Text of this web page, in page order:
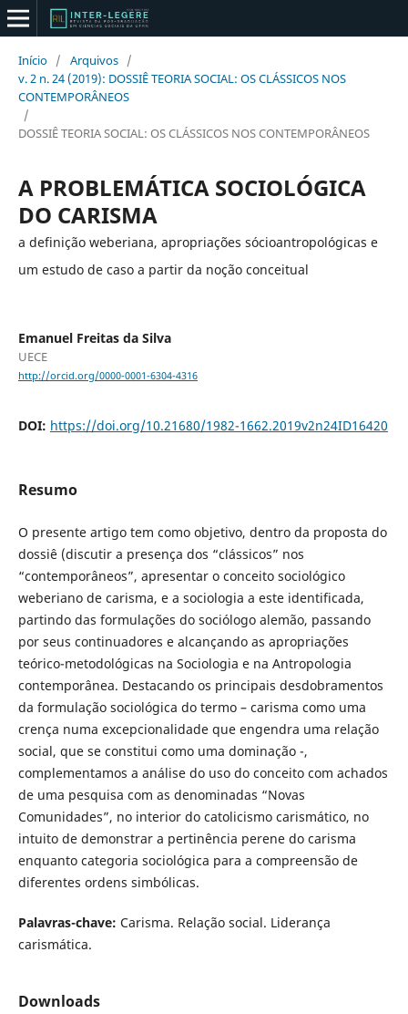
Início / Arquivos /
v. 2 n. 24 (2019): DOSSIÊ TEORIA SOCIAL: OS CLÁSSICOS NOS
CONTEMPORÂNEOS
/
DOSSIÊ TEORIA SOCIAL: OS CLÁSSICOS NOS CONTEMPORÂNEOS
A PROBLEMÁTICA SOCIOLÓGICA
DO CARISMA
a definição weberiana, apropriações sócioantropológicas e
um estudo de caso a partir da noção conceitual
Emanuel Freitas da Silva
UECE
http://orcid.org/0000-0001-6304-4316
DOI: https://doi.org/10.21680/1982-1662.2019v2n24ID16420
Resumo
O presente artigo tem como objetivo, dentro da proposta do
dossiê (discutir a presença dos “clássicos” nos
“contemporâneos”, apresentar o conceito sociológico
weberiano de carisma, e a sociologia a este identificada,
partindo das formulações do sociólogo alemão, passando
por seus continuadores e alcançando as apropriações
teórico-metodológicas na Sociologia e na Antropologia
contemporânea. Destacando os principais desdobramentos
da formulação sociológica do termo – carisma como uma
crença numa excepcionalidade que engendra uma relação
social, que se constitui como uma dominação -,
complementamos a análise do uso do conceito com achados
de uma pesquisa com as denominadas “Novas
Comunidades”, no interior do catolicismo carismático, no
intuito de demonstrar a pertinência perene do carisma
enquanto categoria sociológica para a compreensão de
diferentes ordens simbólicas.
Palavras-chave: Carisma. Relação social. Liderança
carismática.
Downloads